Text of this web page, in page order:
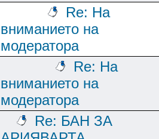
Re: На
вниманието на
модератора
Re: На
вниманието на
модератора
Re: БАН ЗА